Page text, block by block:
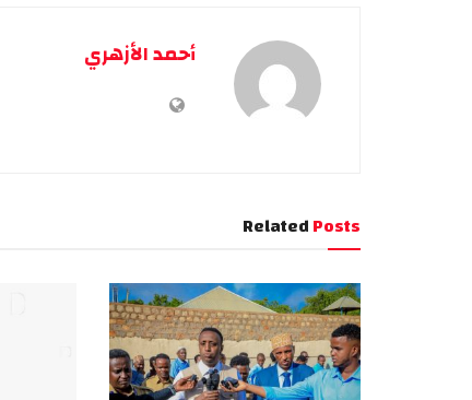
أحمد الأزهري
RelatedPosts